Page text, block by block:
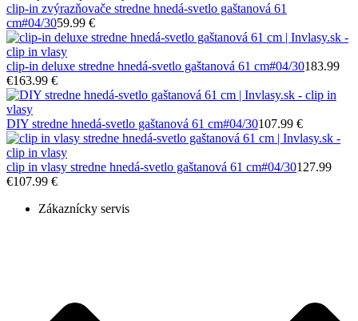
clip-in zvýrazňovače stredne hnedá-svetlo gaštanová 61
cm#04/3059.99 €
clip-in deluxe stredne hnedá-svetlo gaštanová 61 cm#04/30183.99
€163.99 €
DIY stredne hnedá-svetlo gaštanová 61 cm#04/30107.99 €
clip in vlasy stredne hnedá-svetlo gaštanová 61 cm#04/30127.99
€107.99 €
Zákaznícky servis